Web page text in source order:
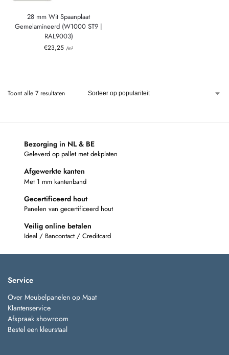
28 mm Wit Spaanplaat
Gemelamineerd (W1000 ST9 |
RAL9003)
€23,25 /m²
Toont alle 7 resultaten
Bezorging in NL & BE
Geleverd op pallet met dekplaten
Afgewerkte kanten
Met 1 mm kantenband
Gecertificeerd hout
Panelen van gecertificeerd hout
Veilig online betalen
Ideal / Bancontact / Creditcard
Service
Over Meubelpanelen op Maat
Klantenservice
Afspraak showroom
Bestel een kleurstaal